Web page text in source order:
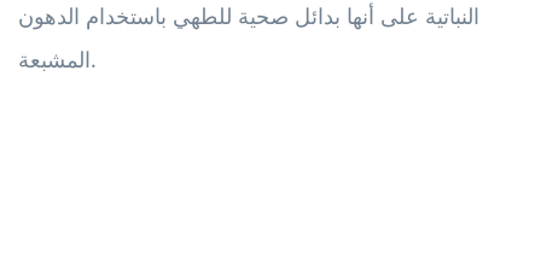
النباتية على أنها بدائل صحية للطهي باستخدام الدهون
المشبعة.